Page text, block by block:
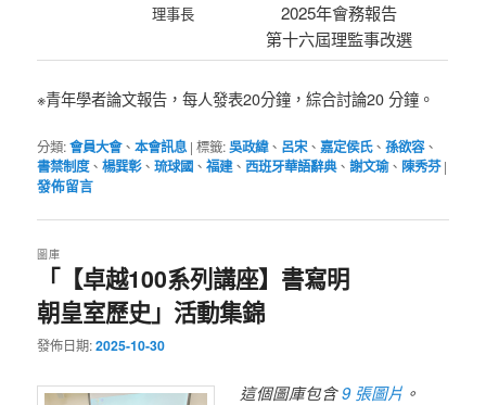
理事長
2025年會務報告
第十六屆理監事改選
※青年學者論文報告，每人發表20分鐘，綜合討論20 分鐘。
分類:會員大會、本會訊息 |標籤:吳政緯、 呂宋、嘉定侯氏、孫欲容、
書禁制度、楊巽彰、琉球國 、福建、西班牙華語辭典、謝文瑜、 陳秀芬 |
發佈留言
「【卓越100系列講座】書寫明
朝皇室歷史」活動集錦
圖庫
發佈日期:2025-10-30
這個圖庫包含9 張圖片 。